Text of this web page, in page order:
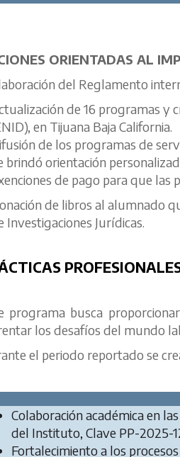
ORIENTADAS AL
del Reglamento
de 16 programas y
en Tijuana Baja California.
de los programas de
brindó orientación
de pago para que las
de libros al alumnado
Investigaciones Jurídicas.
programa busca
los desafíos del mundo
el periodo reportado se
Colaboración académica en
del Instituto, Clave PP-2025-
Fortalecimiento a los